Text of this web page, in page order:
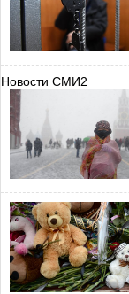
Новости СМИ2